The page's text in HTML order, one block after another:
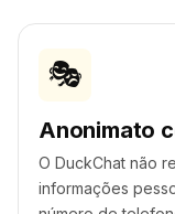
🎭
Anonimato
O DuckChat não
informações